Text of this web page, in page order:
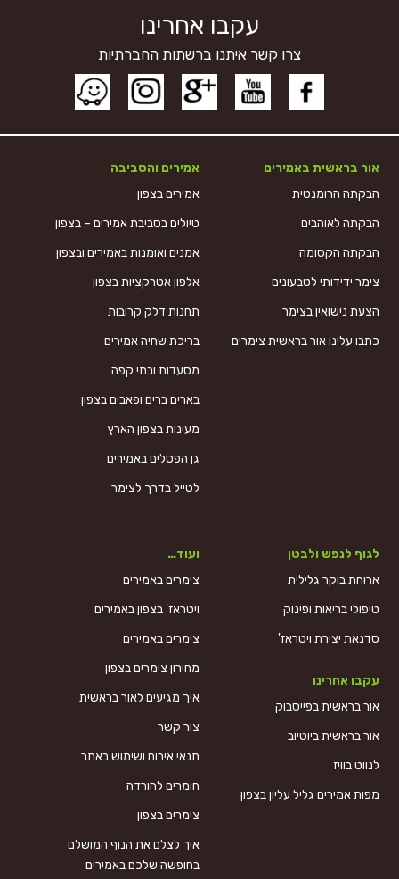
עקבו אחרינו
צרו קשר איתנו ברשתות החברתיות
אור בראשית באמירים
הבקתה הרומנטית
הבקתה לאוהבים
הבקתה הקסומה
צימר ידידותי לטבעונים
הצעת נישואין בצימר
כתבו עלינו אור בראשית צימרים
אמירים והסביבה
אמירים בצפון
טיולים בסביבת אמירים – בצפון
אמנים ואומנות באמירים ובצפון
אלפון אטרקציות בצפון
תחנות דלק קרובות
בריכת שחיה אמירים
מסעדות ובתי קפה
בארים ברים ופאבים בצפון
מעינות בצפון הארץ
גן הפסלים באמירים
לטייל בדרך לצימר
לגוף לנפש ולבטן
ארוחת בוקר גלילית
טיפולי בריאות ופינוק
סדנאת יצירת ויטראז'
עקבו אחרינו
אור בראשית בפייסבוק
אור בראשית ביוטיוב
לנווט בוויז
מפות אמירים גליל עליון בצפון
ועוד…
צימרים באמירים
ויטראז' בצפון באמירים
צימרים באמירים
מחירון צימרים בצפון
איך מגיעים לאור בראשית
צור קשר
תנאי אירוח ושימוש באתר
חומרים להורדה
צימרים בצפון
איך לצלם את הנוף המושלם
בחופשה שלכם באמירים